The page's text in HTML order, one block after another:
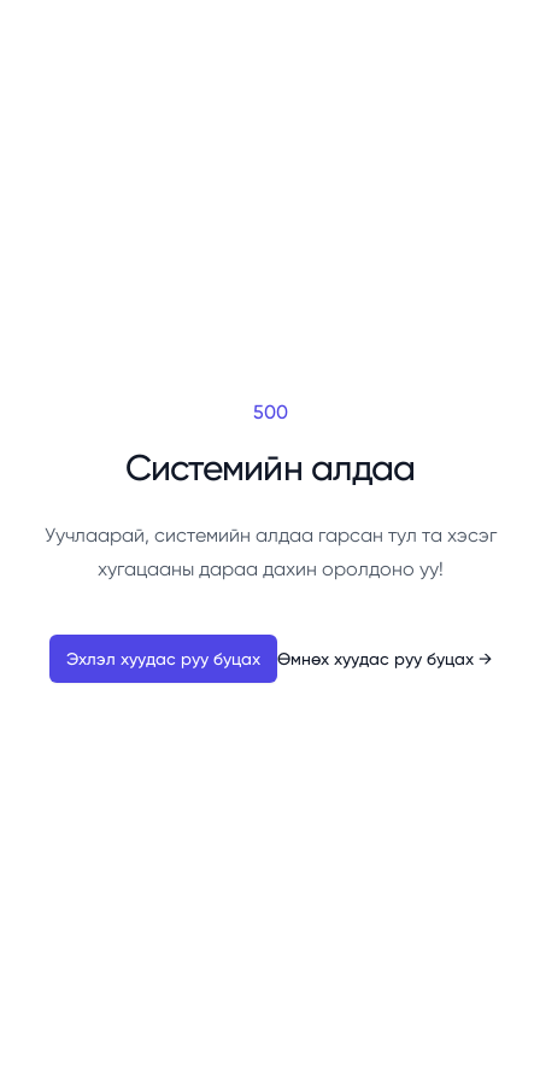
500
Системийн алдаа
Уучлаарай, системийн алдаа гарсан тул та хэсэг
хугацааны дараа дахин оролдоно уу!
Эхлэл хуудас руу буцах Өмнөх хуудас руу буцах →